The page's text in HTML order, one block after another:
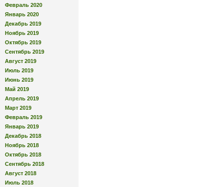
Февраль 2020
Январь 2020
Декабрь 2019
Ноябрь 2019
Октябрь 2019
Сентябрь 2019
Август 2019
Июль 2019
Июнь 2019
Май 2019
Апрель 2019
Март 2019
Февраль 2019
Январь 2019
Декабрь 2018
Ноябрь 2018
Октябрь 2018
Сентябрь 2018
Август 2018
Июль 2018